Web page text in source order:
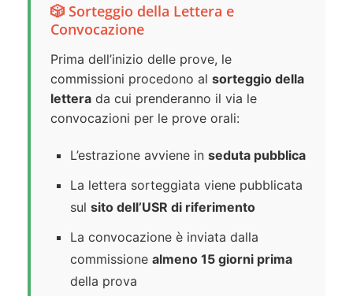
🎲 Sorteggio della Lettera e
Convocazione
Prima dell’inizio delle prove, le
commissioni procedono al sorteggio della
lettera da cui prenderanno il via le
convocazioni per le prove orali:
L’estrazione avviene in seduta pubblica
La lettera sorteggiata viene pubblicata
sul sito dell’USR di riferimento
La convocazione è inviata dalla
commissione almeno 15 giorni prima
della prova